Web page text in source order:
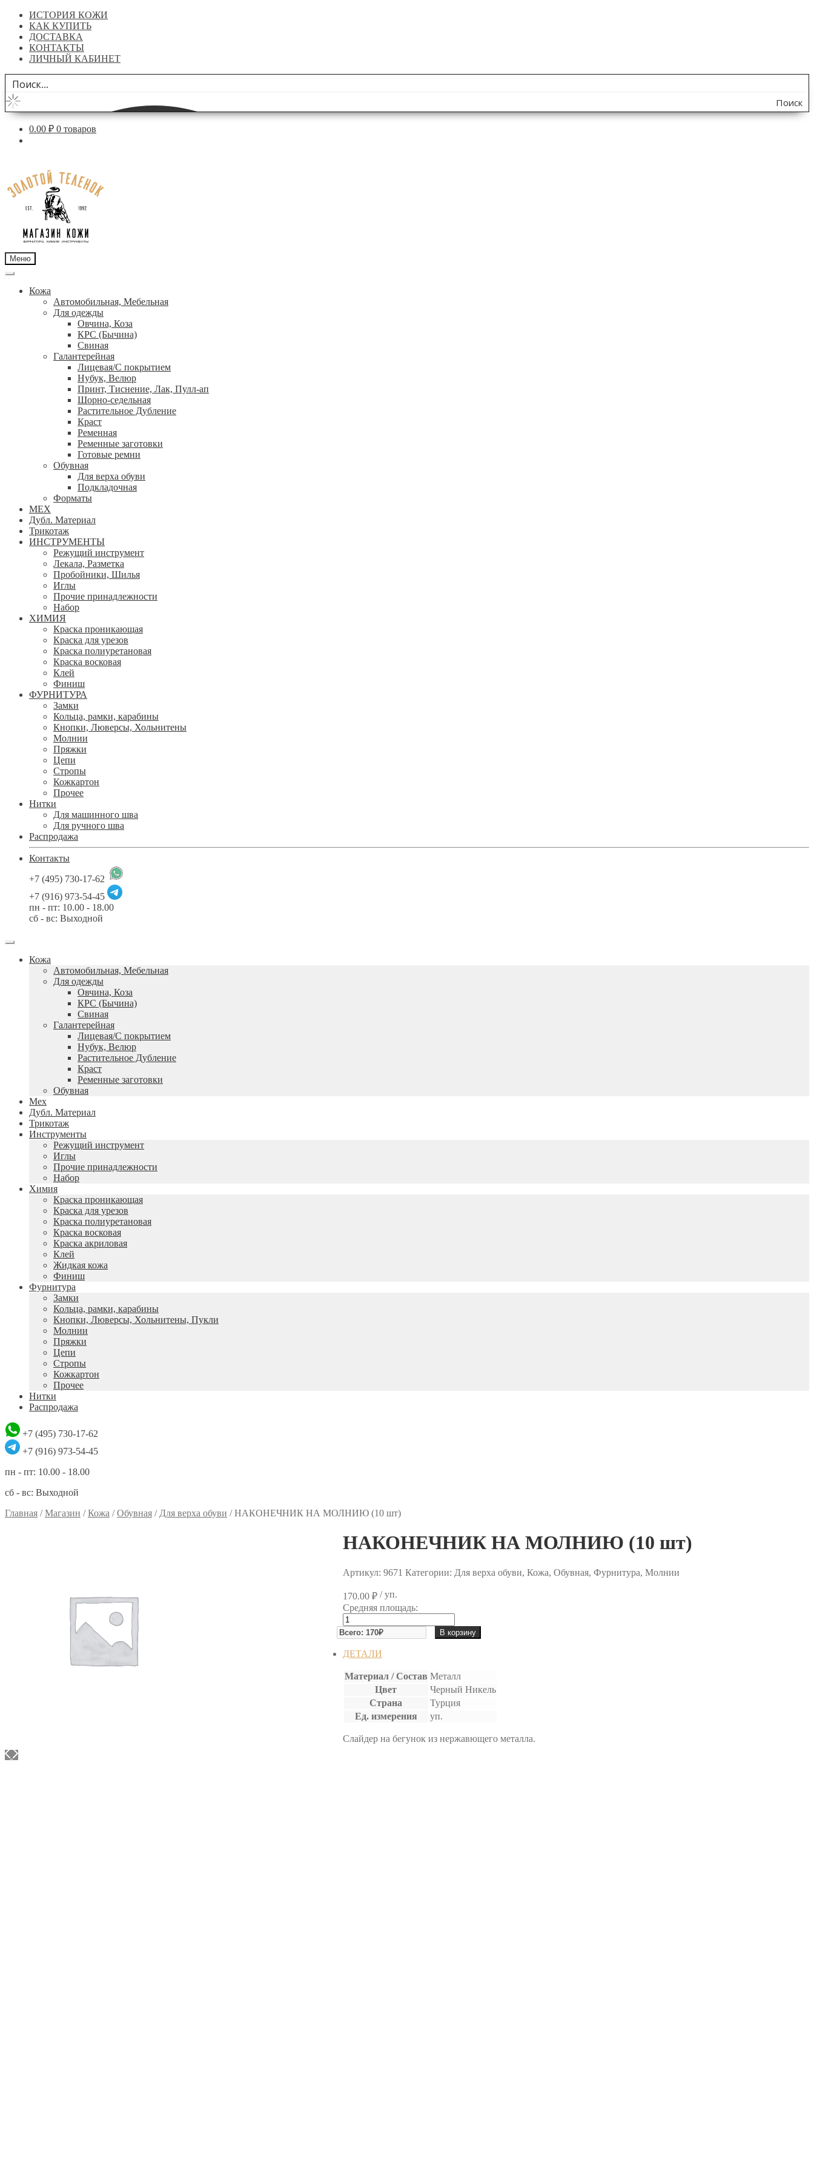
ИСТОРИЯ КОЖИ
КАК КУПИТЬ
ДОСТАВКА
КОНТАКТЫ
ЛИЧНЫЙ КАБИНЕТ
Поиск
по
0.00 ₽ 0 товаров
навигации
содержимому
Меню
Кожа
Автомобильная, Мебельная
Для одежды
Овчина, Коза
КРС (Бычина)
Свиная
Галантерейная
Лицевая/С покрытием
Нубук, Велюр
Принт, Тиснение, Лак, Пулл-ап
Шорно-седельная
Растительное Дубление
Краст
Ременная
Ременные заготовки
Готовые ремни
Обувная
Для верха обуви
Подкладочная
Форматы
МЕХ
Дубл. Материал
Трикотаж
ИНСТРУМЕНТЫ
Режущий инструмент
Лекала, Разметка
Пробойники, Шилья
Иглы
Прочие принадлежности
Набор
ХИМИЯ
Краска проникающая
Краска для урезов
Краска полиуретановая
Краска восковая
Клей
Финиш
ФУРНИТУРА
Замки
Кольца, рамки, карабины
Кнопки, Люверсы, Хольнитены
Молнии
Пряжки
Цепи
Стропы
Кожкартон
Прочее
Нитки
Для машинного шва
Для ручного шва
Распродажа
Контакты
+7 (495) 730-17-62
+7 (916) 973-54-45
пн - пт: 10.00 - 18.00
сб - вс: Выходной
Кожа
Автомобильная, Мебельная
Для одежды
Овчина, Коза
КРС (Бычина)
Свиная
Галантерейная
Лицевая/С покрытием
Нубук, Велюр
Растительное Дубление
Краст
Ременные заготовки
Обувная
Мех
Дубл. Материал
Трикотаж
Инструменты
Режущий инструмент
Иглы
Прочие принадлежности
Набор
Химия
Краска проникающая
Краска для урезов
Краска полиуретановая
Краска восковая
Краска акриловая
Клей
Жидкая кожа
Финиш
Фурнитура
Замки
Кольца, рамки, карабины
Кнопки, Люверсы, Хольнитены, Пукли
Молнии
Пряжки
Цепи
Стропы
Кожкартон
Прочее
Нитки
Распродажа
+7 (495) 730-17-62
+7 (916) 973-54-45
пн - пт: 10.00 - 18.00
сб - вс: Выходной
Главная /Магазин /Кожа /Обувная / Для верха обуви /НАКОНЕЧНИК НА МОЛНИЮ (10 шт)
НАКОНЕЧНИК НА МОЛНИЮ (10 шт)
Артикул: 9671 Категории: Для верха обуви, Кожа, Обувная, Фурнитура, Молнии
170.00 ₽/ уп.
Средняя площадь:
Количество
товара
НАКОНЕЧНИК
НА
МОЛНИЮ
(10
В корзину
ДЕТАЛИ
Материал / Состав Металл
Цвет
Черный Никель
Страна
Турция
Ед. измерения
уп.
Слайдер на бегунок из нержавющего металла.